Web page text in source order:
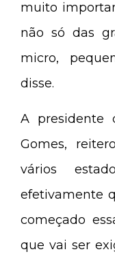
muito
não só das
micro,
disse.
A presidente
Gomes,
vários
efetivamente
começado
que vai ser